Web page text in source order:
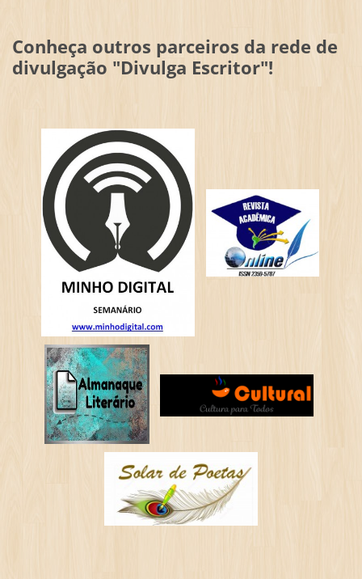
Conheça outros parceiros da rede de
divulgação "Divulga Escritor"!